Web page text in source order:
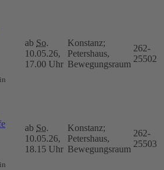
ab So.
10.05.26,
17.00 Uhr
Konstanz;
Petershaus,
Bewegungsraum
262-
25502
ab So.
10.05.26,
18.15 Uhr
Konstanz;
Petershaus,
Bewegungsraum
262-
25503